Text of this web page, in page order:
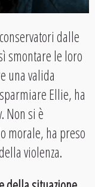
dalle
smontare le loro
una valida
Ellie, ha
Non si è
morale, ha preso
violenza.